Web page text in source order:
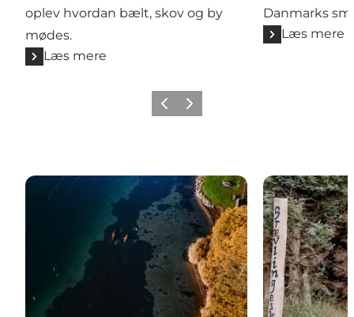
oplev hvordan bælt, skov og by
mødes.
Læs mere
Danmarks
Læs mere
ForrigeNæste
Aktiv i naturen Oplevelser